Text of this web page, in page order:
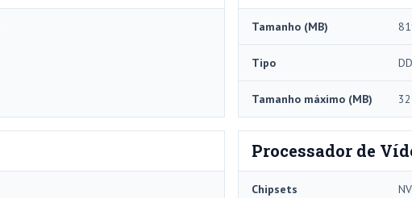
Tamanho (MB)
Tipo
Tamanho máximo (MB)
Processador de
Chipsets